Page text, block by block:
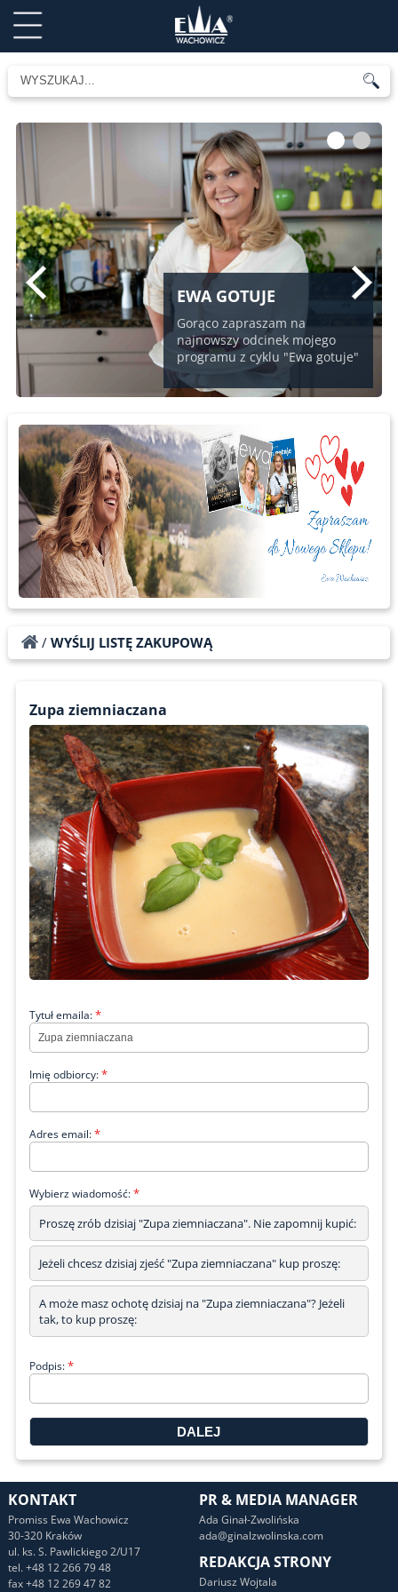
EWA GOTUJE
Gorąco zapraszam na
najnowszy odcinek mojego
programu z cyklu "Ewa gotuje"
1 2
/ WYŚLIJ LISTĘ ZAKUPOWĄ
Zupa ziemniaczana
Tytuł emaila:*
Imię odbiorcy:*
Adres email:*
Wybierz wiadomość:*
Proszę zrób dzisiaj "Zupa ziemniaczana". Nie zapomnij kupić:
Jeżeli chcesz dzisiaj zjeść "Zupa ziemniaczana" kup proszę:
A może masz ochotę dzisiaj na "Zupa ziemniaczana"? Jeżeli
tak, to kup proszę:
Podpis:*
KONTAKT
Promiss Ewa Wachowicz
30-320 Kraków
ul. ks. S. Pawlickiego 2/U17
tel. +48 12 266 79 48
fax +48 12 269 47 82
PR & MEDIA MANAGER
Ada Ginał-Zwolińska
ada@ginalzwolinska.com
REDAKCJA STRONY
Dariusz Wojtala